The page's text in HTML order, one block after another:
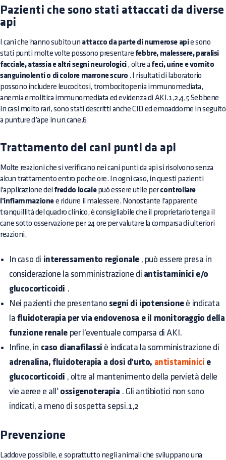
Pazienti che sono stati attaccati da diverse
api
I cani che hanno subito un attacco da parte di numerose apie sono
stati punti molte volte possono presentare febbre, malessere, paralisi
facciale, atassia e altri segni neurologici, oltre a feci, urine e vomito
sanguinolenti o di colore marrone scuro . I risultati di laboratorio
possono includere leucocitosi, trombocitopenia immunomediata,
anemia emolitica immunomediata ed evidenza di AKI.1,2,4,5 Sebbene
in casi molto rari, sono stati descritti anche CID ed emoaddome in seguito
a punture d’ape in un cane.6
Trattamento dei cani punti da api
Molte reazioni che si verificano nei cani punti da api si risolvono senza
alcun trattamento entro poche ore. In ogni caso, in questi pazienti
l'applicazione del freddo localepuò essere utile percontrollare
l'infiammazione e ridurre il malessere. Nonostante l'apparente
tranquillità del quadro clinico, è consigliabile che il proprietario tenga il
cane sotto osservazione per 24 ore per valutare la comparsa di ulteriori
reazioni.
In caso di interessamento regionale , può essere presa in
considerazione la somministrazione di antistaminici e/o
glucocorticoidi .
Nei pazienti che presentano segni di ipotensioneè indicata
la fluidoterapia per via endovenosa e il monitoraggio della
funzione renale per l'eventuale comparsa di AKI.
Infine, in caso dianafilassi è indicata la somministrazione di
adrenalina, fluidoterapia a dosi d'urto, antistaminici e
glucocorticoidi , oltre al mantenimento della pervietà delle
vie aeree e all' ossigenoterapia . Gli antibiotici non sono
indicati, a meno di sospetta sepsi.1,2
Prevenzione
Laddove possibile, e soprattutto negli animali che sviluppano una